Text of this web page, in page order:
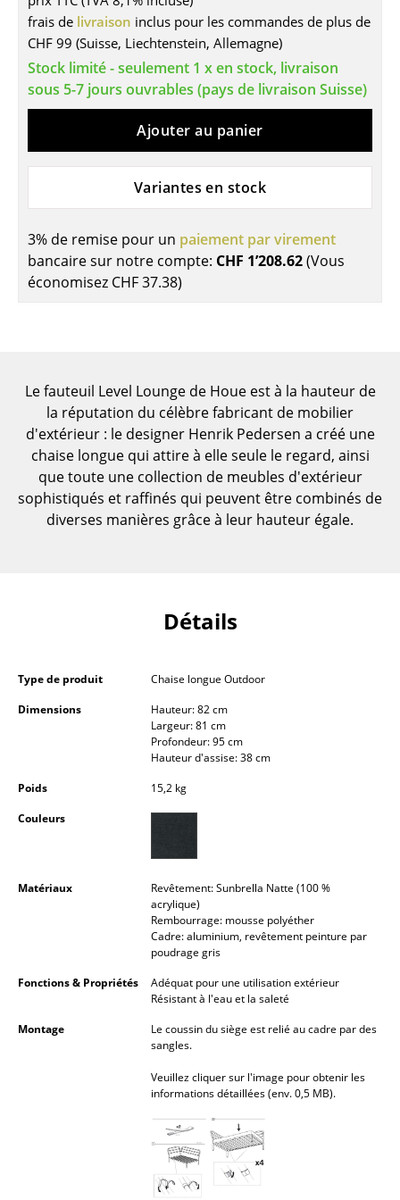
Tables
Tables de repas
Tables d’appoint
Bureaux & Secrétaires
Tables de conférence et Pupitres
Tables hautes & Pupitres
Chariots & Dessertes
Pièces détachées
... voir toutes les tables
Rangements
Étagères & Armoires
Meubles TV
Caissons roulants et Meubles d’appoint
Garde-robes
Petits rangements
... voir tous les rangements
Lampes de bureau
Lampadaires et Liseuses
Appliques murales
Luminaires d’extérieur
frais de livraison inclus pour les commandes de plus de
CHF 99 (Suisse, Liechtenstein, Allemagne)
Stock limité - seulement 1 x en stock, livraison
sous 5-7 jours ouvrables (pays de livraison Suisse)
Ajouter au panier
Variantes en stock
3% de remise pour un paiement par virement
bancaire sur notre compte: CHF 1’208.62(Vous
économisez CHF 37.38)
Le fauteuil Level Lounge de Houe est à la hauteur de
la réputation du célèbre fabricant de mobilier
d'extérieur : le designer Henrik Pedersen a créé une
chaise longue qui attire à elle seule le regard, ainsi
que toute une collection de meubles d'extérieur
sophistiqués et raffinés qui peuvent être combinés de
diverses manières grâce à leur hauteur égale.
Détails
Type de produit
Chaise longue Outdoor
Dimensions
Hauteur: 82 cm
Largeur: 81 cm
Profondeur: 95 cm
Hauteur d'assise: 38 cm
Poids
15,2 kg
Couleurs
Matériaux
Revêtement: Sunbrella Natte (100 %
acrylique)
Rembourrage: mousse polyéther
Cadre: aluminium, revêtement peinture par
poudrage gris
Fonctions & Propriétés
Adéquat pour une utilisation extérieur
Résistant à l'eau et la saleté
Montage
Le coussin du siège est relié au cadre par des
sangles.
Veuillez cliquer sur l'image pour obtenir les
informations détaillées (env. 0,5 MB).